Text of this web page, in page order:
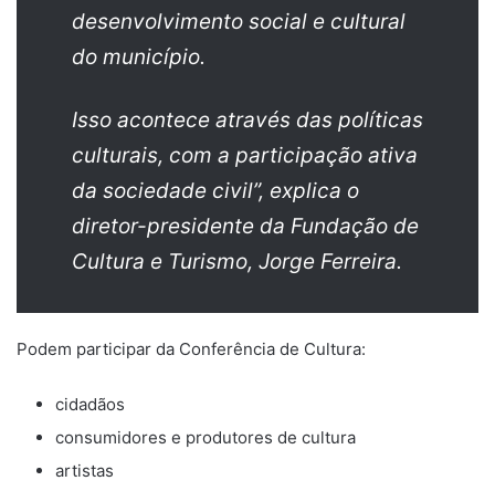
desenvolvimento social e cultural
do município.
Isso acontece através das políticas
culturais, com a participação ativa
da sociedade civil”, explica o
diretor-presidente da Fundação de
Cultura e Turismo, Jorge Ferreira.
Podem participar da Conferência de Cultura:
cidadãos
consumidores e produtores de cultura
artistas